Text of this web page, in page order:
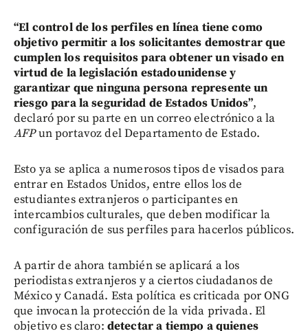
“El control de los perfiles en línea tiene como
objetivo permitir a los solicitantes demostrar que
cumplen los requisitos para obtener un visado en
virtud de la legislación estadounidense y
garantizar que ninguna persona represente un
riesgo para la seguridad de Estados Unidos”,
declaró por su parte en un correo electrónico a la
AFPun portavoz del Departamento de Estado.
Esto ya se aplica a numerosos tipos de visados para
entrar en Estados Unidos, entre ellos los de
estudiantes extranjeros o participantes en
intercambios culturales, que deben modificar la
configuración de sus perfiles para hacerlos públicos.
A partir de ahora también se aplicará a los
periodistas extranjeros y a ciertos ciudadanos de
México y Canadá. Esta política es criticada por ONG
que invocan la protección de la vida privada. El
objetivo es claro: detectar a tiempo a quienes